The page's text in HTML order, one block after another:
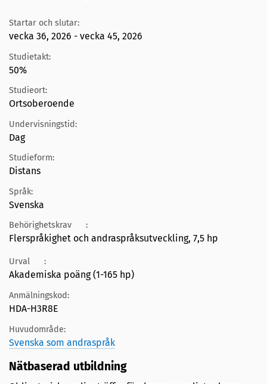
Startar och slutar:
vecka 36, 2026 - vecka 45, 2026
Studietakt:
50%
Studieort:
Ortsoberoende
Undervisningstid:
Dag
Studieform:
Distans
Språk:
Svenska
Behörighetskrav :
Flerspråkighet och andraspråksutveckling, 7,5 hp
Urval :
Akademiska poäng (1-165 hp)
Anmälningskod:
HDA-H3R8E
Huvudområde:
Svenska som andraspråk
Nätbaserad utbildning